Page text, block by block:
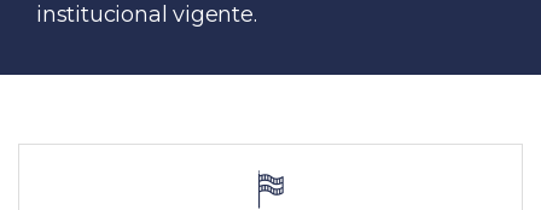
institucional vigente.